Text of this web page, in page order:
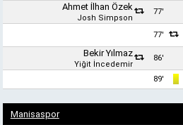
Ahmet İlhan Özek
Josh Simpson
77'
77'
Bekir Yılmaz
Yiğit İncedemir
86'
89'
Manisaspor